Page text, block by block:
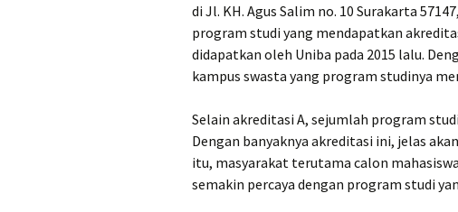
di Jl. KH. Agus Salim no. 10 Surakarta
program studi yang mendapatkan
didapatkan oleh Uniba pada 2015 lalu.
kampus swasta yang program studinya
Selain akreditasi A, sejumlah program
Dengan banyaknya akreditasi ini, jelas
itu, masyarakat terutama calon
semakin percaya dengan program studi